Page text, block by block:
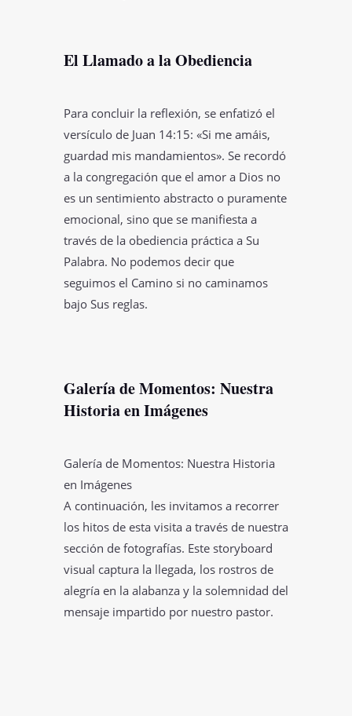
El Llamado a la Obediencia
Para concluir la reflexión, se enfatizó el
versículo de Juan 14:15: «Si me amáis,
guardad mis mandamientos». Se recordó
a la congregación que el amor a Dios no
es un sentimiento abstracto o puramente
emocional, sino que se manifiesta a
través de la obediencia práctica a Su
Palabra. No podemos decir que
seguimos el Camino si no caminamos
bajo Sus reglas.
Galería de Momentos: Nuestra
Historia en Imágenes
Galería de Momentos: Nuestra Historia
en Imágenes
A continuación, les invitamos a recorrer
los hitos de esta visita a través de nuestra
sección de fotografías. Este storyboard
visual captura la llegada, los rostros de
alegría en la alabanza y la solemnidad del
mensaje impartido por nuestro pastor.